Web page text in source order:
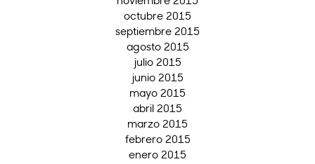
octubre 2015
septiembre 2015
agosto 2015
julio 2015
junio 2015
mayo 2015
abril 2015
marzo 2015
febrero 2015
enero 2015